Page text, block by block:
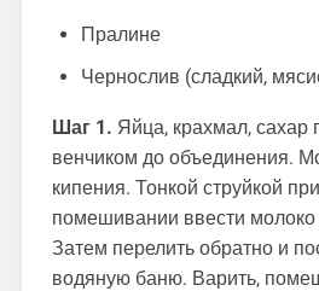
Пралине
Чернослив (сладкий,
Шаг 1. Яйца, крахмал, сахар
венчиком до объединения.
кипения. Тонкой струйкой
помешивании ввести
Затем перелить обратно и
водяную баню. Варить,